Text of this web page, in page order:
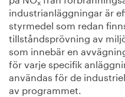
industrianläggningar är
styrmedel som redan
tillståndsprövning av
som innebär en
för varje specifik
användas för de
av programmet.